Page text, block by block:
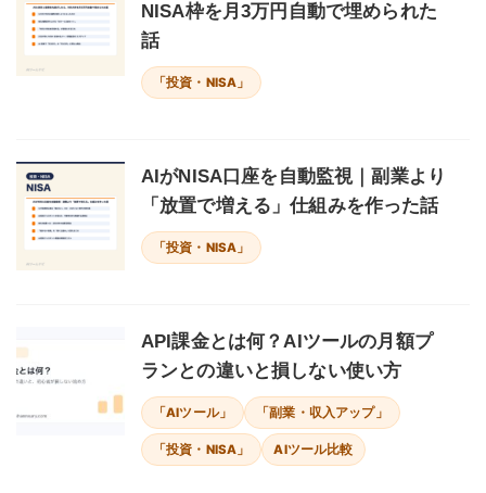
NISA枠を月3万円自動で埋められた
話
「投資・NISA」
AIがNISA口座を自動監視｜副業より
「放置で増える」仕組みを作った話
「投資・NISA」
API課金とは何？AIツールの月額プ
ランとの違いと損しない使い方
「AIツール」 「副業・収入アップ」
「投資・NISA」 AIツール比較